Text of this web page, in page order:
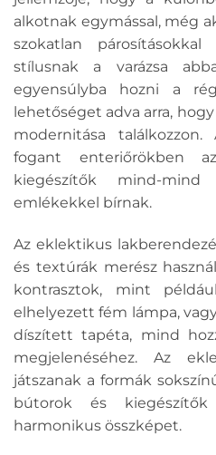
alkotnak egymással, még
szokatlan
stílusnak a varázsa
egyensúlyba hozni a
lehetőséget adva arra,
modernitása
fogant enteriőrökben
kiegészítők mind-
emlékekkel bírnak.
Az eklektikus
és textúrák merész
kontrasztok, mint
elhelyezett fém lámpa,
díszített tapéta, mind
megjelenéséhez. Az
játszanak a formák
bútorok és
harmonikus összképet.